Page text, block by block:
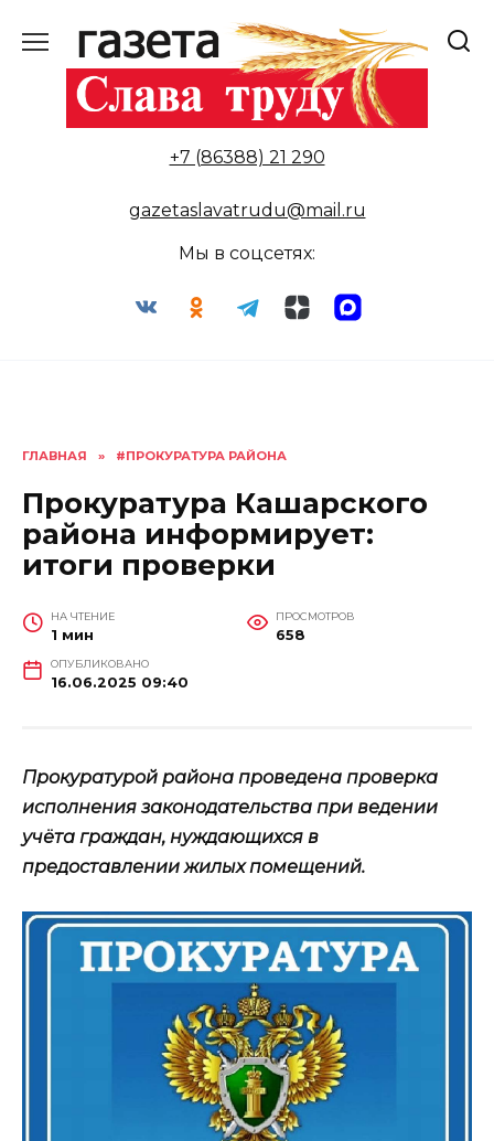
содержанию
+7 (86388) 21 290
gazetaslavatrudu@mail.ru
Мы в соцсетях:
ГЛАВНАЯ » #ПРОКУРАТУРА РАЙОНА
Прокуратура Кашарского
района информирует:
итоги проверки
НА ЧТЕНИЕ
1 мин
ПРОСМОТРОВ
658
ОПУБЛИКОВАНО
16.06.2025 09:40
Прокуратурой района проведена проверка
исполнения законодательства при ведении
учёта граждан, нуждающихся в
предоставлении жилых помещений.